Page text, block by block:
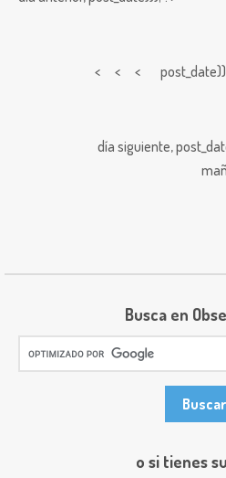
< < <
día siguiente,
Busca en
o si tienes